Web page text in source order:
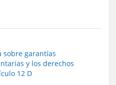
garantías
y los derechos
12 D